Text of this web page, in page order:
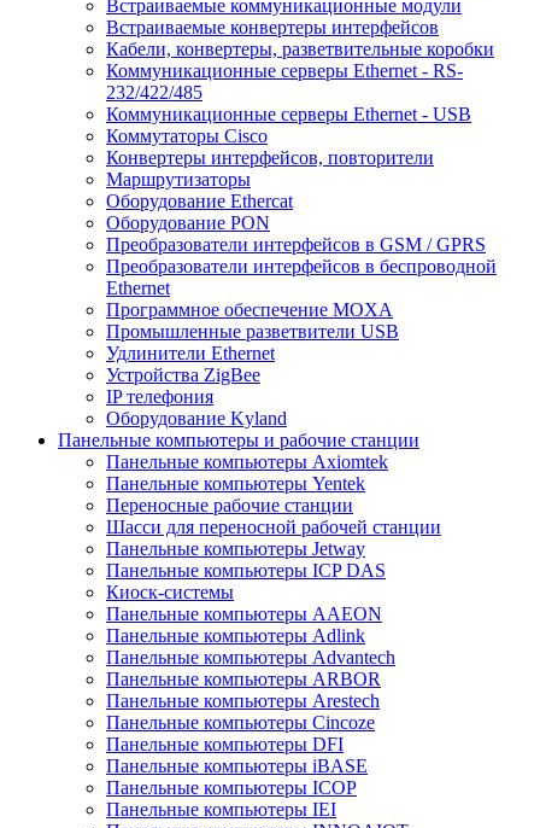
Встраиваемые коммуникационные модули
Встраиваемые конвертеры интерфейсов
Кабели, конвертеры, разветвительные коробки
Коммуникационные серверы Ethernet - RS-
232/422/485
Коммуникационные серверы Ethernet - USB
Коммутаторы Cisco
Конвертеры интерфейсов, повторители
Маршрутизаторы
Оборудование Ethercat
Оборудование PON
Преобразователи интерфейсов в GSM / GPRS
Преобразователи интерфейсов в беспроводной
Ethernet
Программное обеспечение MOXA
Промышленные разветвители USB
Удлинители Ethernet
Устройства ZigBee
IP телефония
Оборудование Kyland
Панельные компьютеры и рабочие станции
Панельные компьютеры Axiomtek
Панельные компьютеры Yentek
Переносные рабочие станции
Шасси для переносной рабочей станции
Панельные компьютеры Jetway
Панельные компьютеры ICP DAS
Киоск-системы
Панельные компьютеры AAEON
Панельные компьютеры Adlink
Панельные компьютеры Advantech
Панельные компьютеры ARBOR
Панельные компьютеры Arestech
Панельные компьютеры Cincoze
Панельные компьютеры DFI
Панельные компьютеры iBASE
Панельные компьютеры ICOP
Панельные компьютеры IEI